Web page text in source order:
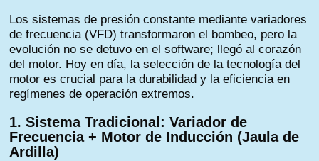
Los sistemas de presión constante mediante variadores
de frecuencia (VFD) transformaron el bombeo, pero la
evolución no se detuvo en el software; llegó al corazón
del motor. Hoy en día, la selección de la tecnología del
motor es crucial para la durabilidad y la eficiencia en
regímenes de operación extremos.
1. Sistema Tradicional: Variador de
Frecuencia + Motor de Inducción (Jaula de
Ardilla)